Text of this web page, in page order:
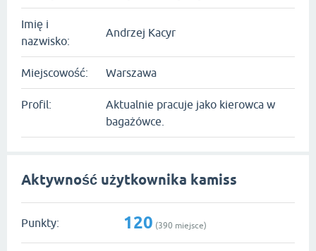
Imię i
nazwisko:
Andrzej Kacyr
Miejscowość: Warszawa
Profil:
Aktualnie pracuje jako kierowca w
bagażówce.
Aktywność użytkownika kamiss
Punkty: 120 (390 miejsce)